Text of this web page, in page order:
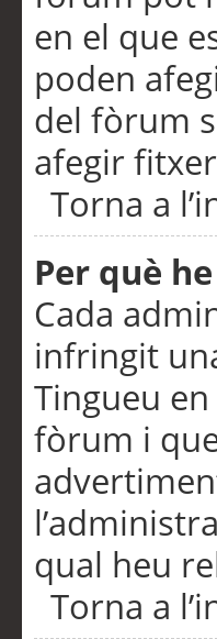
en el que
poden
del fòrum
afegir
Torna a
Per què
Cada
infringit
Tingueu
fòrum i
qual heu
Torna a